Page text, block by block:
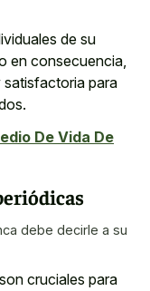
de su
en consecuencia,
para
De Vida De
debe decirle a su
cruciales para